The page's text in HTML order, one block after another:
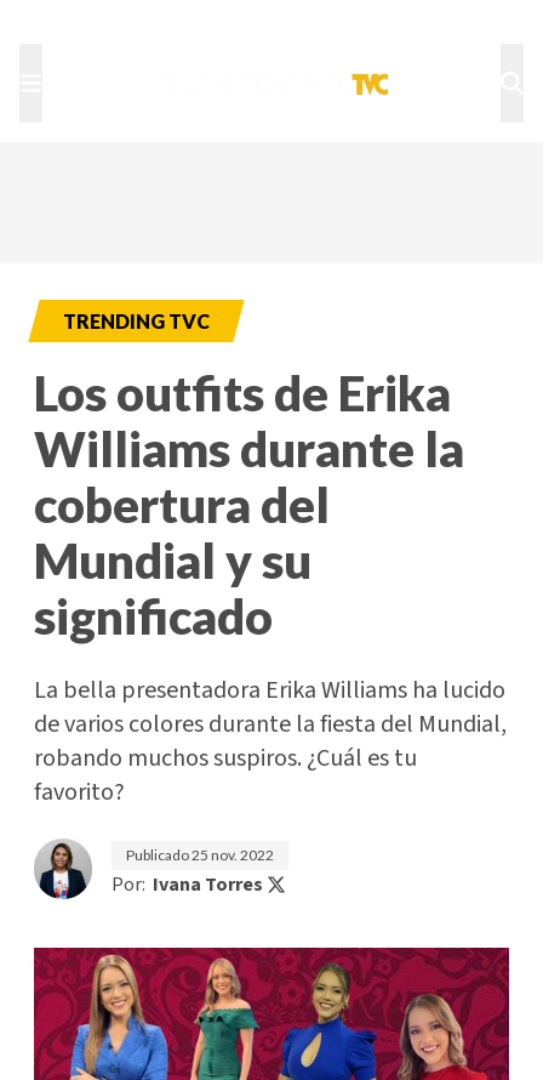
TRENDING TVC
Los outfits de Erika
Williams durante la
cobertura del
Mundial y su
significado
La bella presentadora Erika Williams ha lucido
de varios colores durante la fiesta del Mundial,
robando muchos suspiros. ¿Cuál es tu
favorito?
Publicado25 nov. 2022
Por: Ivana Torres